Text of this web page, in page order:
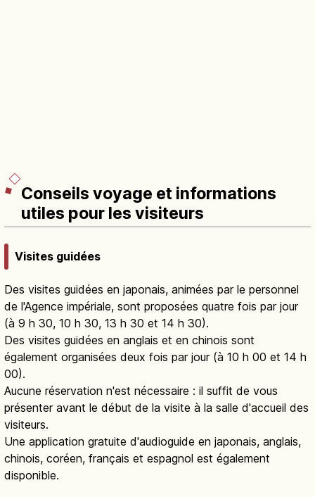
Conseils voyage et informations
utiles pour les visiteurs
Visites guidées
Des visites guidées en japonais, animées par le personnel
de l'Agence impériale, sont proposées quatre fois par jour
(à 9 h 30, 10 h 30, 13 h 30 et 14 h 30).
Des visites guidées en anglais et en chinois sont
également organisées deux fois par jour (à 10 h 00 et 14 h
00).
Aucune réservation n'est nécessaire : il suffit de vous
présenter avant le début de la visite à la salle d'accueil des
visiteurs.
Une application gratuite d'audioguide en japonais, anglais,
chinois, coréen, français et espagnol est également
disponible.